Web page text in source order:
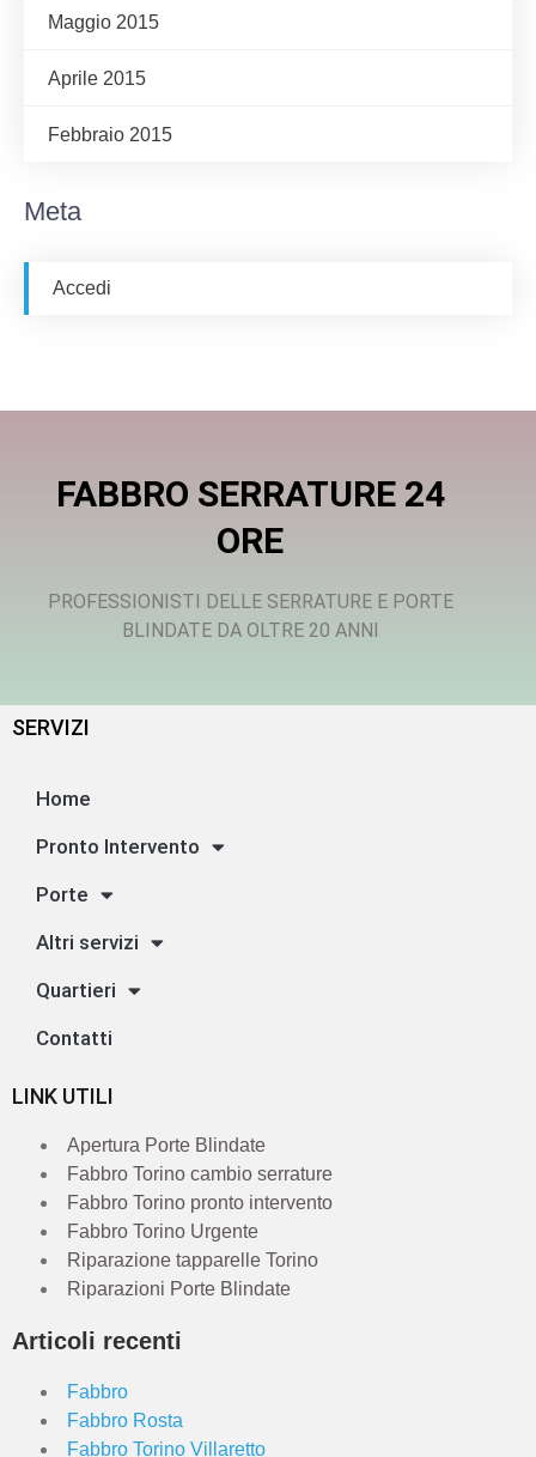
Maggio 2015
Aprile 2015
Febbraio 2015
Meta
Accedi
FABBRO SERRATURE 24
ORE
PROFESSIONISTI DELLE SERRATURE E PORTE
BLINDATE DA OLTRE 20 ANNI
SERVIZI
Home
Pronto Intervento
Porte
Altri servizi
Quartieri
Contatti
LINK UTILI
Apertura Porte Blindate
Fabbro Torino cambio serrature
Fabbro Torino pronto intervento
Fabbro Torino Urgente
Riparazione tapparelle Torino
Riparazioni Porte Blindate
Articoli recenti
Fabbro
Fabbro Rosta
Fabbro Torino Villaretto